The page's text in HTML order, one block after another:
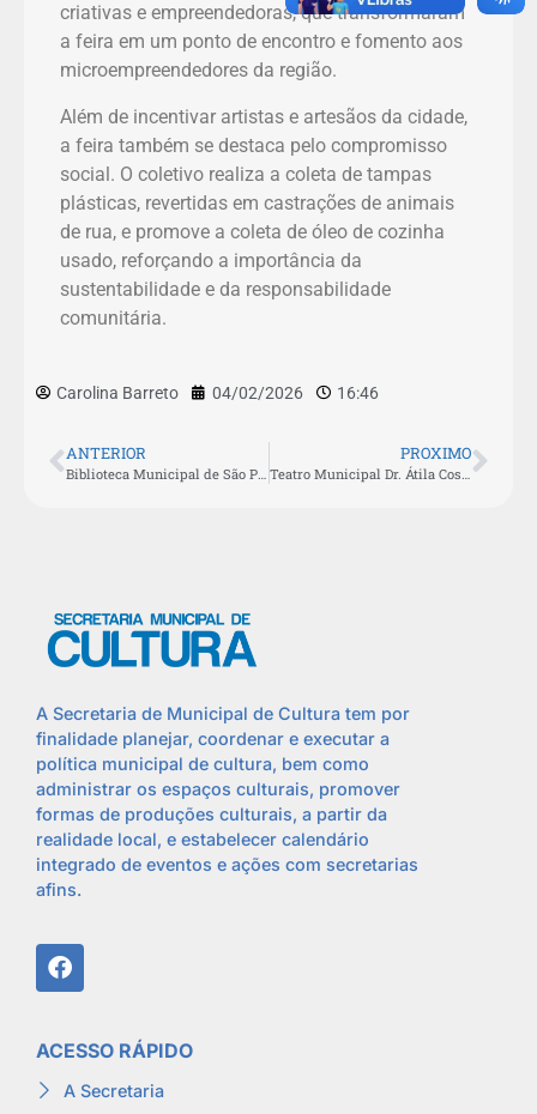
criativas e empreendedoras, que transformaram
a feira em um ponto de encontro e fomento aos
microempreendedores da região.
Além de incentivar artistas e artesãos da cidade,
a feira também se destaca pelo compromisso
social. O coletivo realiza a coleta de tampas
plásticas, revertidas em castrações de animais
de rua, e promove a coleta de óleo de cozinha
usado, reforçando a importância da
sustentabilidade e da responsabilidade
comunitária.
Carolina Barreto 04/02/2026 16:46
ANTERIOR PROXIMO
A Secretaria de Municipal de Cultura tem por
finalidade planejar, coordenar e executar a
política municipal de cultura, bem como
administrar os espaços culturais, promover
formas de produções culturais, a partir da
realidade local, e estabelecer calendário
integrado de eventos e ações com secretarias
afins.
ACESSO RÁPIDO
A Secretaria